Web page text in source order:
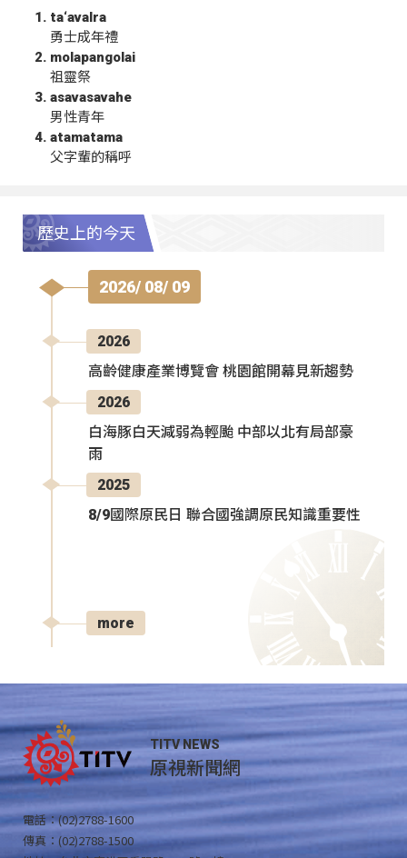
ta‘avalra
勇士成年禮
molapangolai
祖靈祭
asavasavahe
男性青年
atamatama
父字輩的稱呼
歷史上的今天
2026/ 08/ 09
2026
高齡健康產業博覽會 桃園館開幕見新趨勢
2026
白海豚白天減弱為輕颱 中部以北有局部豪
雨
2025
8/9國際原民日 聯合國強調原民知識重要性
more
TITV NEWS
原視新聞網
電話：(02)2788-1600
傳真：(02)2788-1500